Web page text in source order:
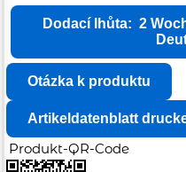
Produkt-QR-Code